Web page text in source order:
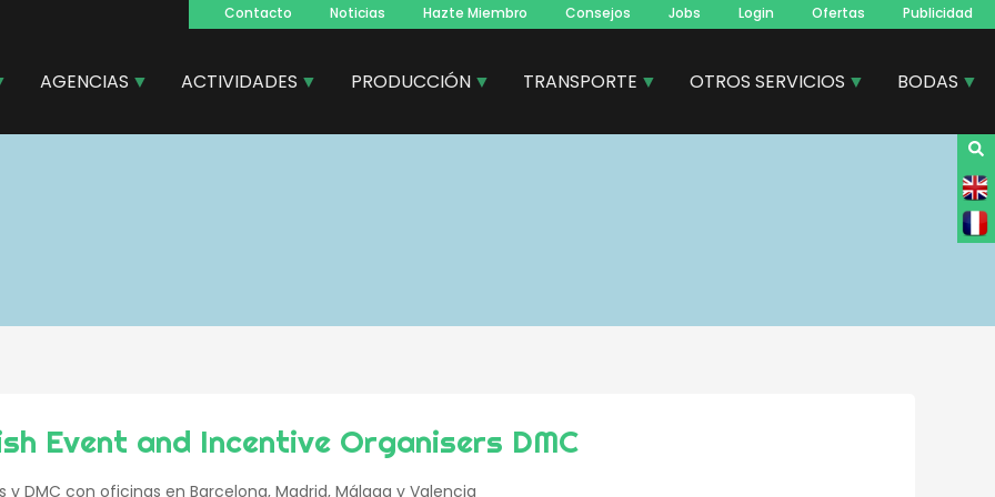
Navegacion
principal
Contacto Noticias Hazte Miembro Consejos Jobs Login Ofertas Publicidad
AGENCIAS ACTIVIDADES PRODUCCIÓN TRANSPORTE OTROS SERVICIOS BODAS
Event and Incentive Organisers DMC
y DMC con oficinas en Barcelona, Madrid, Málaga y Valencia